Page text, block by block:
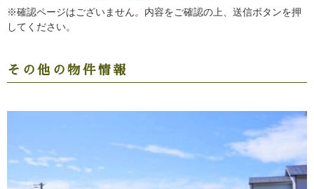
※確認ページはございません。内容をご確認の上、送信ボタンを押
してください。
その他の物件情報